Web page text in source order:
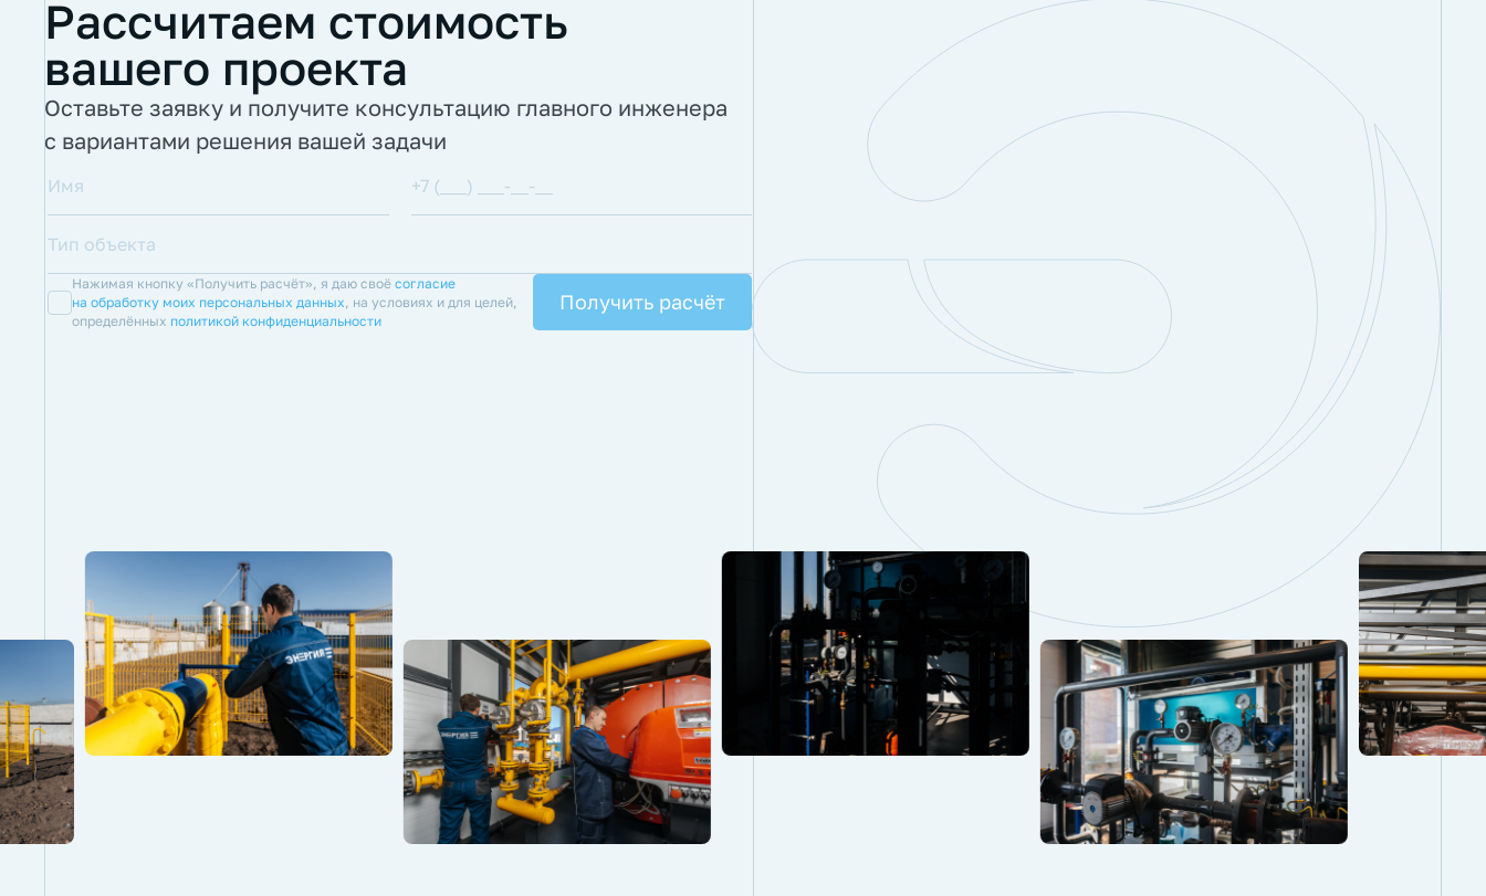
Рассчитаем стоимость
вашего проекта
Оставьте заявку и получите консультацию главного инженера
с вариантами решения вашей задачи
Нажимая кнопку «Получить расчёт», я даю своё согласие
на обработку моих персональных данных, на условиях и для целей,
определённых политикой конфиденциальности